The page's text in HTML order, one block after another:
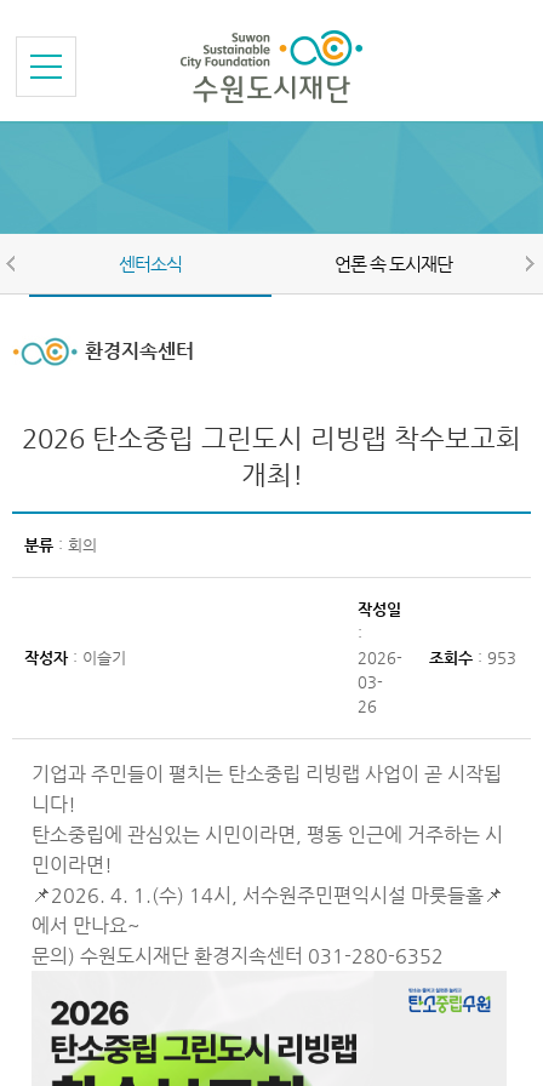
센터소식 언론 속 도시재단
환경지속센터
2026 탄소중립 그린도시 리빙랩 착수보고회
개최!
분류 : 회의
작성자: 이슬기
작성일
:
2026-
03-
26
조회수 : 953
기업과 주민들이 펼치는 탄소중립 리빙랩 사업이 곧 시작됩
니다!
탄소중립에 관심있는 시민이라면, 평동 인근에 거주하는 시
민이라면!
📌2026. 4. 1.(수) 14시, 서수원주민편익시설 마룻들홀📌
에서 만나요~
문의) 수원도시재단 환경지속센터 031-280-6352